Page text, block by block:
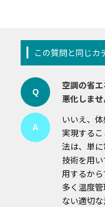
この質問と同じカ
Q
空調の省
悪化しませ
A
いいえ、
実現する
法は、単
技術を用
用するか
多く温度
ない適切